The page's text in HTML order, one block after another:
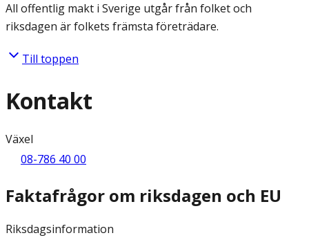
All offentlig makt i Sverige utgår från folket och
riksdagen är folkets främsta företrädare.
Till toppen
Kontakt
Växel
08-786 40 00
Faktafrågor om riksdagen och EU
Riksdagsinformation